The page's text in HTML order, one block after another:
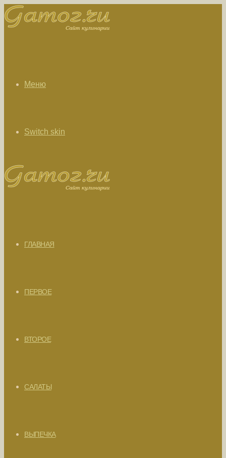
Меню
Switch skin
ГЛАВНАЯ
ПЕРВОЕ
ВТОРОЕ
САЛАТЫ
ВЫПЕЧКА